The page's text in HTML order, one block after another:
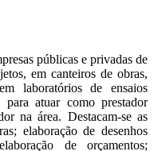
públicas e privadas de
em canteiros de obras,
laboratórios de ensaios
atuar como prestador
na área. Destacam-se as
elaboração de desenhos
de orçamentos;